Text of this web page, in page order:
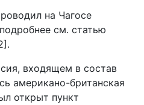
на Чагосе
см. статью
входящем в состав
американо-британская
открыт пункт